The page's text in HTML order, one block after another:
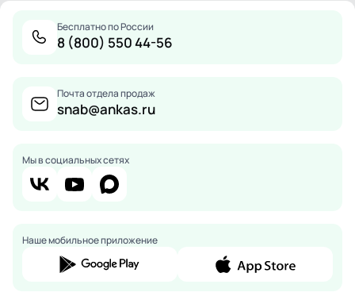
Бесплатно по России
8 (800) 550 44-56
Почта отдела продаж
snab@ankas.ru
Мы в социальных сетях
Наше мобильное приложение